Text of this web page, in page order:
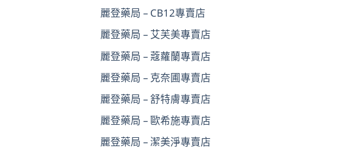
麗登藥局 – CB12專賣店
麗登藥局 – 艾芙美專賣店
麗登藥局 – 蔻蘿蘭專賣店
麗登藥局 – 克奈圃專賣店
麗登藥局 – 舒特膚專賣店
麗登藥局 – 歐希施專賣店
麗登藥局 – 潔美淨專賣店